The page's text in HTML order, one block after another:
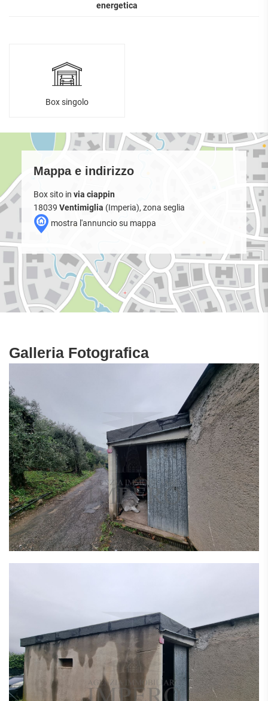
energetica
Box singolo
Mappa e indirizzo
Box sito in via ciappin
18039 Ventimiglia (Imperia), zona seglia
mostra l'annuncio su mappa
Galleria Fotografica